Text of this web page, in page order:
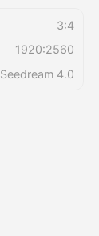
3:4
1920:2560
Seedream 4.0